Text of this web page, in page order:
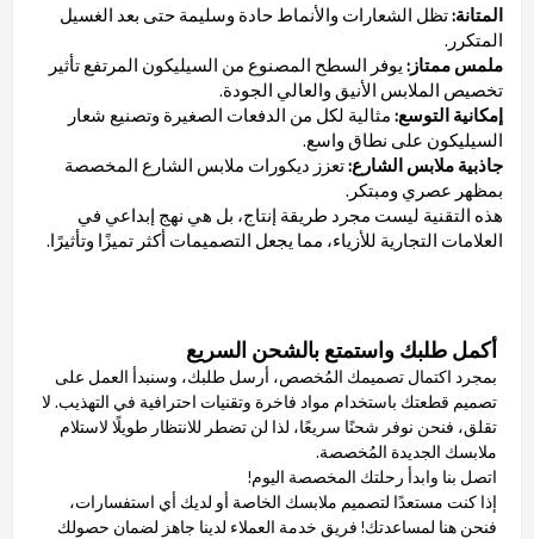
المتانة:تظل الشعارات والأنماط حادة وسليمة حتى بعد الغسيل
المتكرر.
ملمس ممتاز:يوفر السطح المصنوع من السيليكون المرتفع تأثير
تخصيص الملابس الأنيق والعالي الجودة.
إمكانية التوسع:مثالية لكل من الدفعات الصغيرة وتصنيع شعار
السيليكون على نطاق واسع.
جاذبية ملابس الشارع:تعزز ديكورات ملابس الشارع المخصصة
بمظهر عصري ومبتكر.
هذه التقنية ليست مجرد طريقة إنتاج، بل هي نهج إبداعي في
العلامات التجارية للأزياء، مما يجعل التصميمات أكثر تميزًا وتأثيرًا.
أكمل طلبك واستمتع بالشحن السريع
بمجرد اكتمال تصميمك المُخصص، أرسل طلبك، وسنبدأ العمل على
تصميم قطعتك باستخدام مواد فاخرة وتقنيات احترافية في التهذيب. لا
تقلق، فنحن نوفر شحنًا سريعًا، لذا لن تضطر للانتظار طويلًا لاستلام
ملابسك الجديدة المُخصصة.
اتصل بنا وابدأ رحلتك المخصصة اليوم!
إذا كنت مستعدًا لتصميم ملابسك الخاصة أو لديك أي استفسارات،
فنحن هنا لمساعدتك! فريق خدمة العملاء لدينا جاهز لضمان حصولك